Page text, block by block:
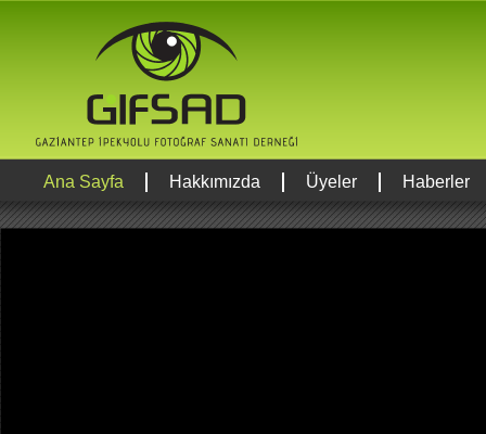
Ana Sayfa Hakkımızda Üyeler Haberler